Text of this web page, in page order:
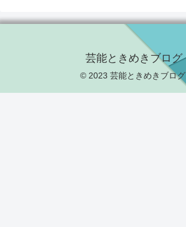
芸能ときめきブログ
© 2023 芸能ときめきブログ.